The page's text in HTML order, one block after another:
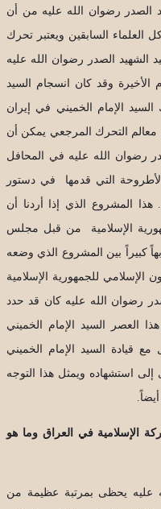
الصدر رضوان الله عليه من أن
العلماء السابقين ويعتبر تحرك
الشهيد الصدر رضوان الله عليه
وقد كان انسجام السيد
الإمام الخميني في إيران
معالم التحرك المرجعي يمكن أن
رضوان الله عليه في المحافل
التي قدمها في دستور
المشروع الذي إذا أردنا أن
الإسلامية من قبل مجلس
كبيراً بين المشروع الذي وضعه
الإسلامي للجمهورية الإسلامية
رضوان الله عليه كان قد حدد
العصر السيد الإمام الخميني
قيادة السيد الإمام الخميني
إلى استشهاده ويمثل هذا التوجه
الإسلامية في العراق وما هو
عليه يحظى بمرتبة عظيمة من